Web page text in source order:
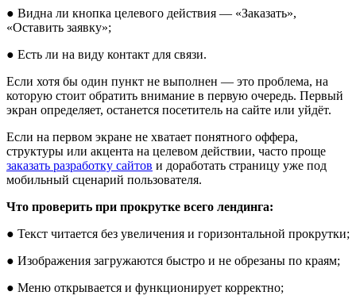
● Видна ли кнопка целевого действия — «Заказать»,
«Оставить заявку»;
● Есть ли на виду контакт для связи.
Если хотя бы один пункт не выполнен — это проблема, на
которую стоит обратить внимание в первую очередь. Первый
экран определяет, останется посетитель на сайте или уйдёт.
Если на первом экране не хватает понятного оффера,
структуры или акцента на целевом действии, часто проще
заказать разработку сайтов и доработать страницу уже под
мобильный сценарий пользователя.
Что проверить при прокрутке всего лендинга:
● Текст читается без увеличения и горизонтальной прокрутки;
● Изображения загружаются быстро и не обрезаны по краям;
● Меню открывается и функционирует корректно;